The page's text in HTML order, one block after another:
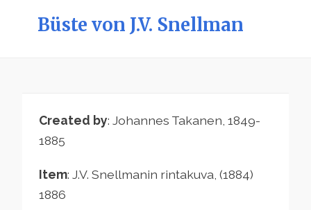
Büste von J.V. Snellman
Created by: Johannes Takanen, 1849-
1885
Item: J.V. Snellmanin rintakuva, (1884)
1886